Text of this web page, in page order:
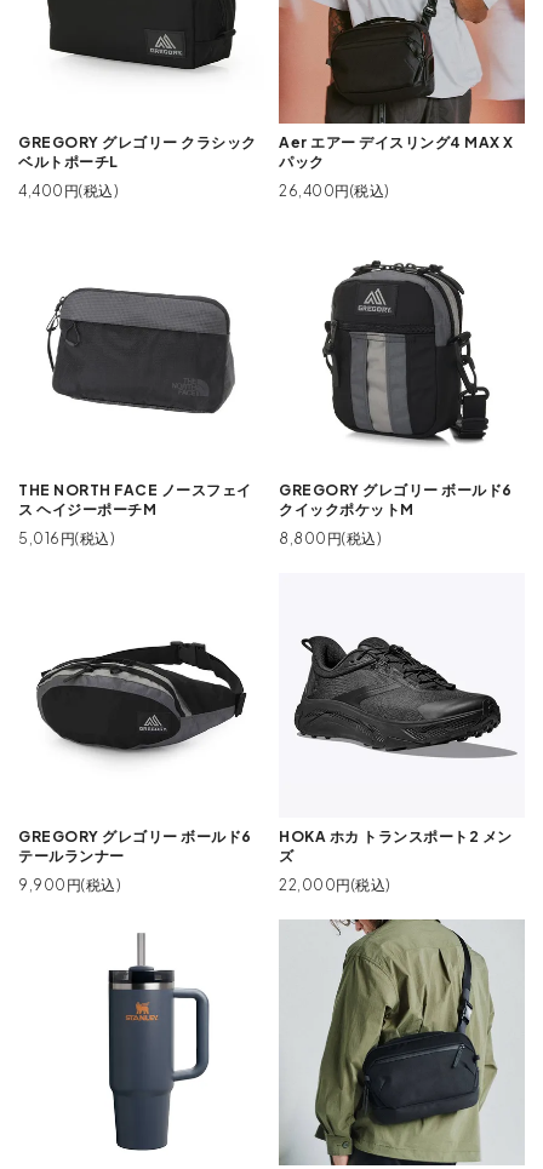
GREGORY グレゴリー クラシック
ベルトポーチL
4,400円(税込)
Aer エアー デイスリング4 MAX X
パック
26,400円(税込)
THE NORTH FACE ノースフェイ
ス ヘイジーポーチM
5,016円(税込)
GREGORY グレゴリー ボールド6
クイックポケットM
8,800円(税込)
GREGORY グレゴリー ボールド6
テールランナー
9,900円(税込)
HOKA ホカ トランスポート2 メン
ズ
22,000円(税込)